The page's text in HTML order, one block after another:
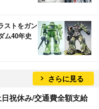
ストをガン
ム40年史
さらに見る
祝休み/交通費全額支給